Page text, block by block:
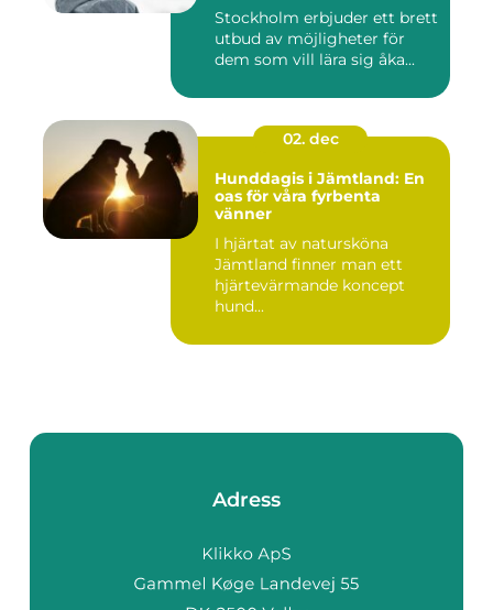
Stockholm erbjuder ett brett
utbud av möjligheter för
dem som vill lära sig åka...
02. dec
Hunddagis i Jämtland: En
oas för våra fyrbenta
vänner
I hjärtat av natursköna
Jämtland finner man ett
hjärtevärmande koncept
hund...
Adress